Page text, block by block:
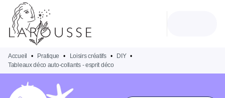
MENU
PIED DE PAGE
Accueil • Pratique • Loisirs créatifs • DIY •
Tableaux déco auto-collants - esprit déco